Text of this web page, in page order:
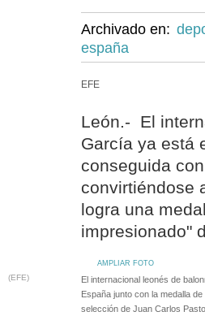
Archivado en:
españa
EFE
León.- El
García ya está
conseguida
convirtiéndose
logra una
impresionado"
AMPLIAR FOTO
(EFE)
El internacional leonés de
España junto con la medalla
selección de Juan Carlos